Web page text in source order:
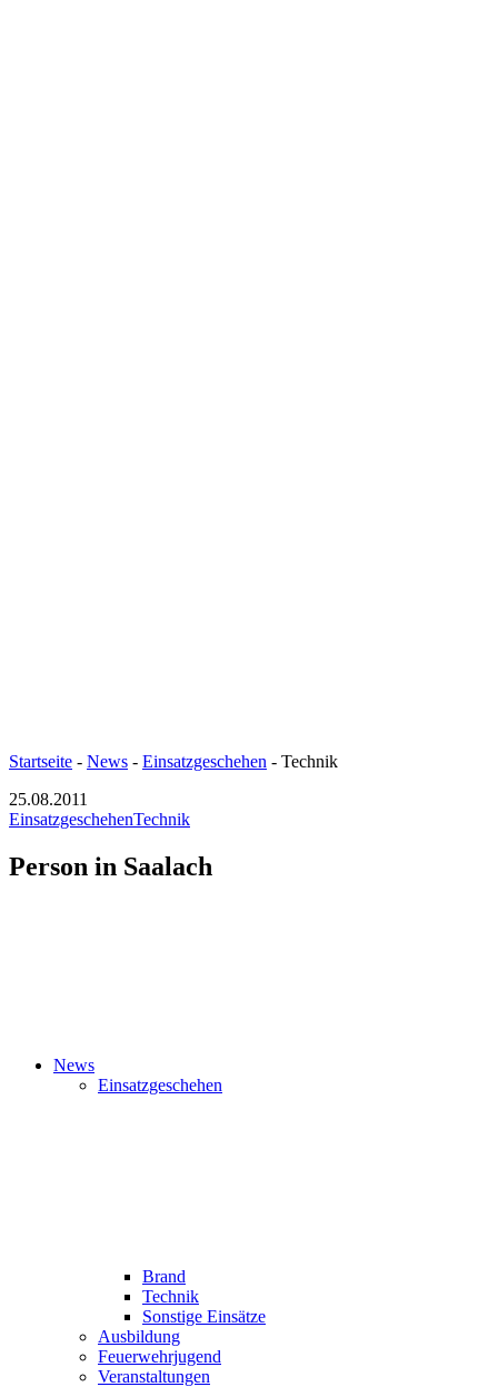
Startseite - News - Einsatzgeschehen - Technik
25.08.2011
EinsatzgeschehenTechnik
Person in Saalach
News
Einsatzgeschehen
Brand
Technik
Sonstige Einsätze
Ausbildung
Feuerwehrjugend
Veranstaltungen